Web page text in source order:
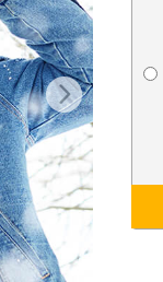
تنقيح المنتجات